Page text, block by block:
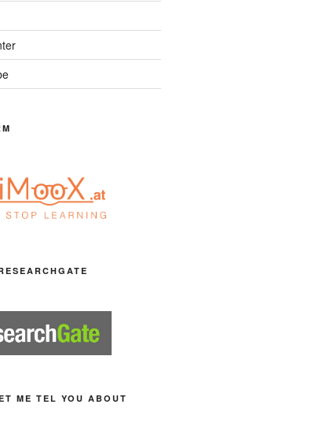
ME TEL YOU ABOUT